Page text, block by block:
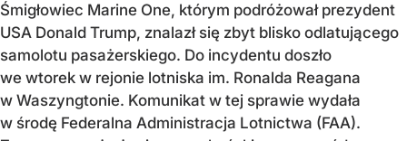
Śmigłowiec Marine One, którym podróżował prezydent
USA Donald Trump, znalazł się zbyt blisko odlatującego
samolotu pasażerskiego. Do incydentu doszło
we wtorek w rejonie lotniska im. Ronalda Reagana
w Waszyngtonie. Komunikat w tej sprawie wydała
w środę Federalna Administracja Lotnictwa (FAA).